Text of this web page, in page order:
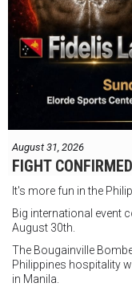
August 31, 2026
FIGHT
It's more fun in the
Big international event
August 30th.
The Bougainville
Philippines hospitality
in Manila.